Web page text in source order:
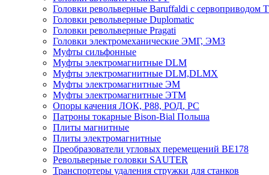
Головки револьверные Baruffaldi с сервоприводом
Головки револьверные Duplomatic
Головки револьверные Pragati
Головки электромеханические ЭМГ, ЭМЗ
Муфты сильфонные
Муфты электромагнитные DLM
Муфты электромагнитные DLM,DLMX
Муфты электромагнитные ЭМ
Муфты электромагнитные ЭТМ
Опоры качения ЛОК, Р88, РОД, РС
Патроны токарные Bison-Bial Польша
Плиты магнитные
Плиты электромагнитные
Преобразователи угловых перемещений ВЕ178
Револьверные головки SAUTER
Транспортеры удаления стружки для станков